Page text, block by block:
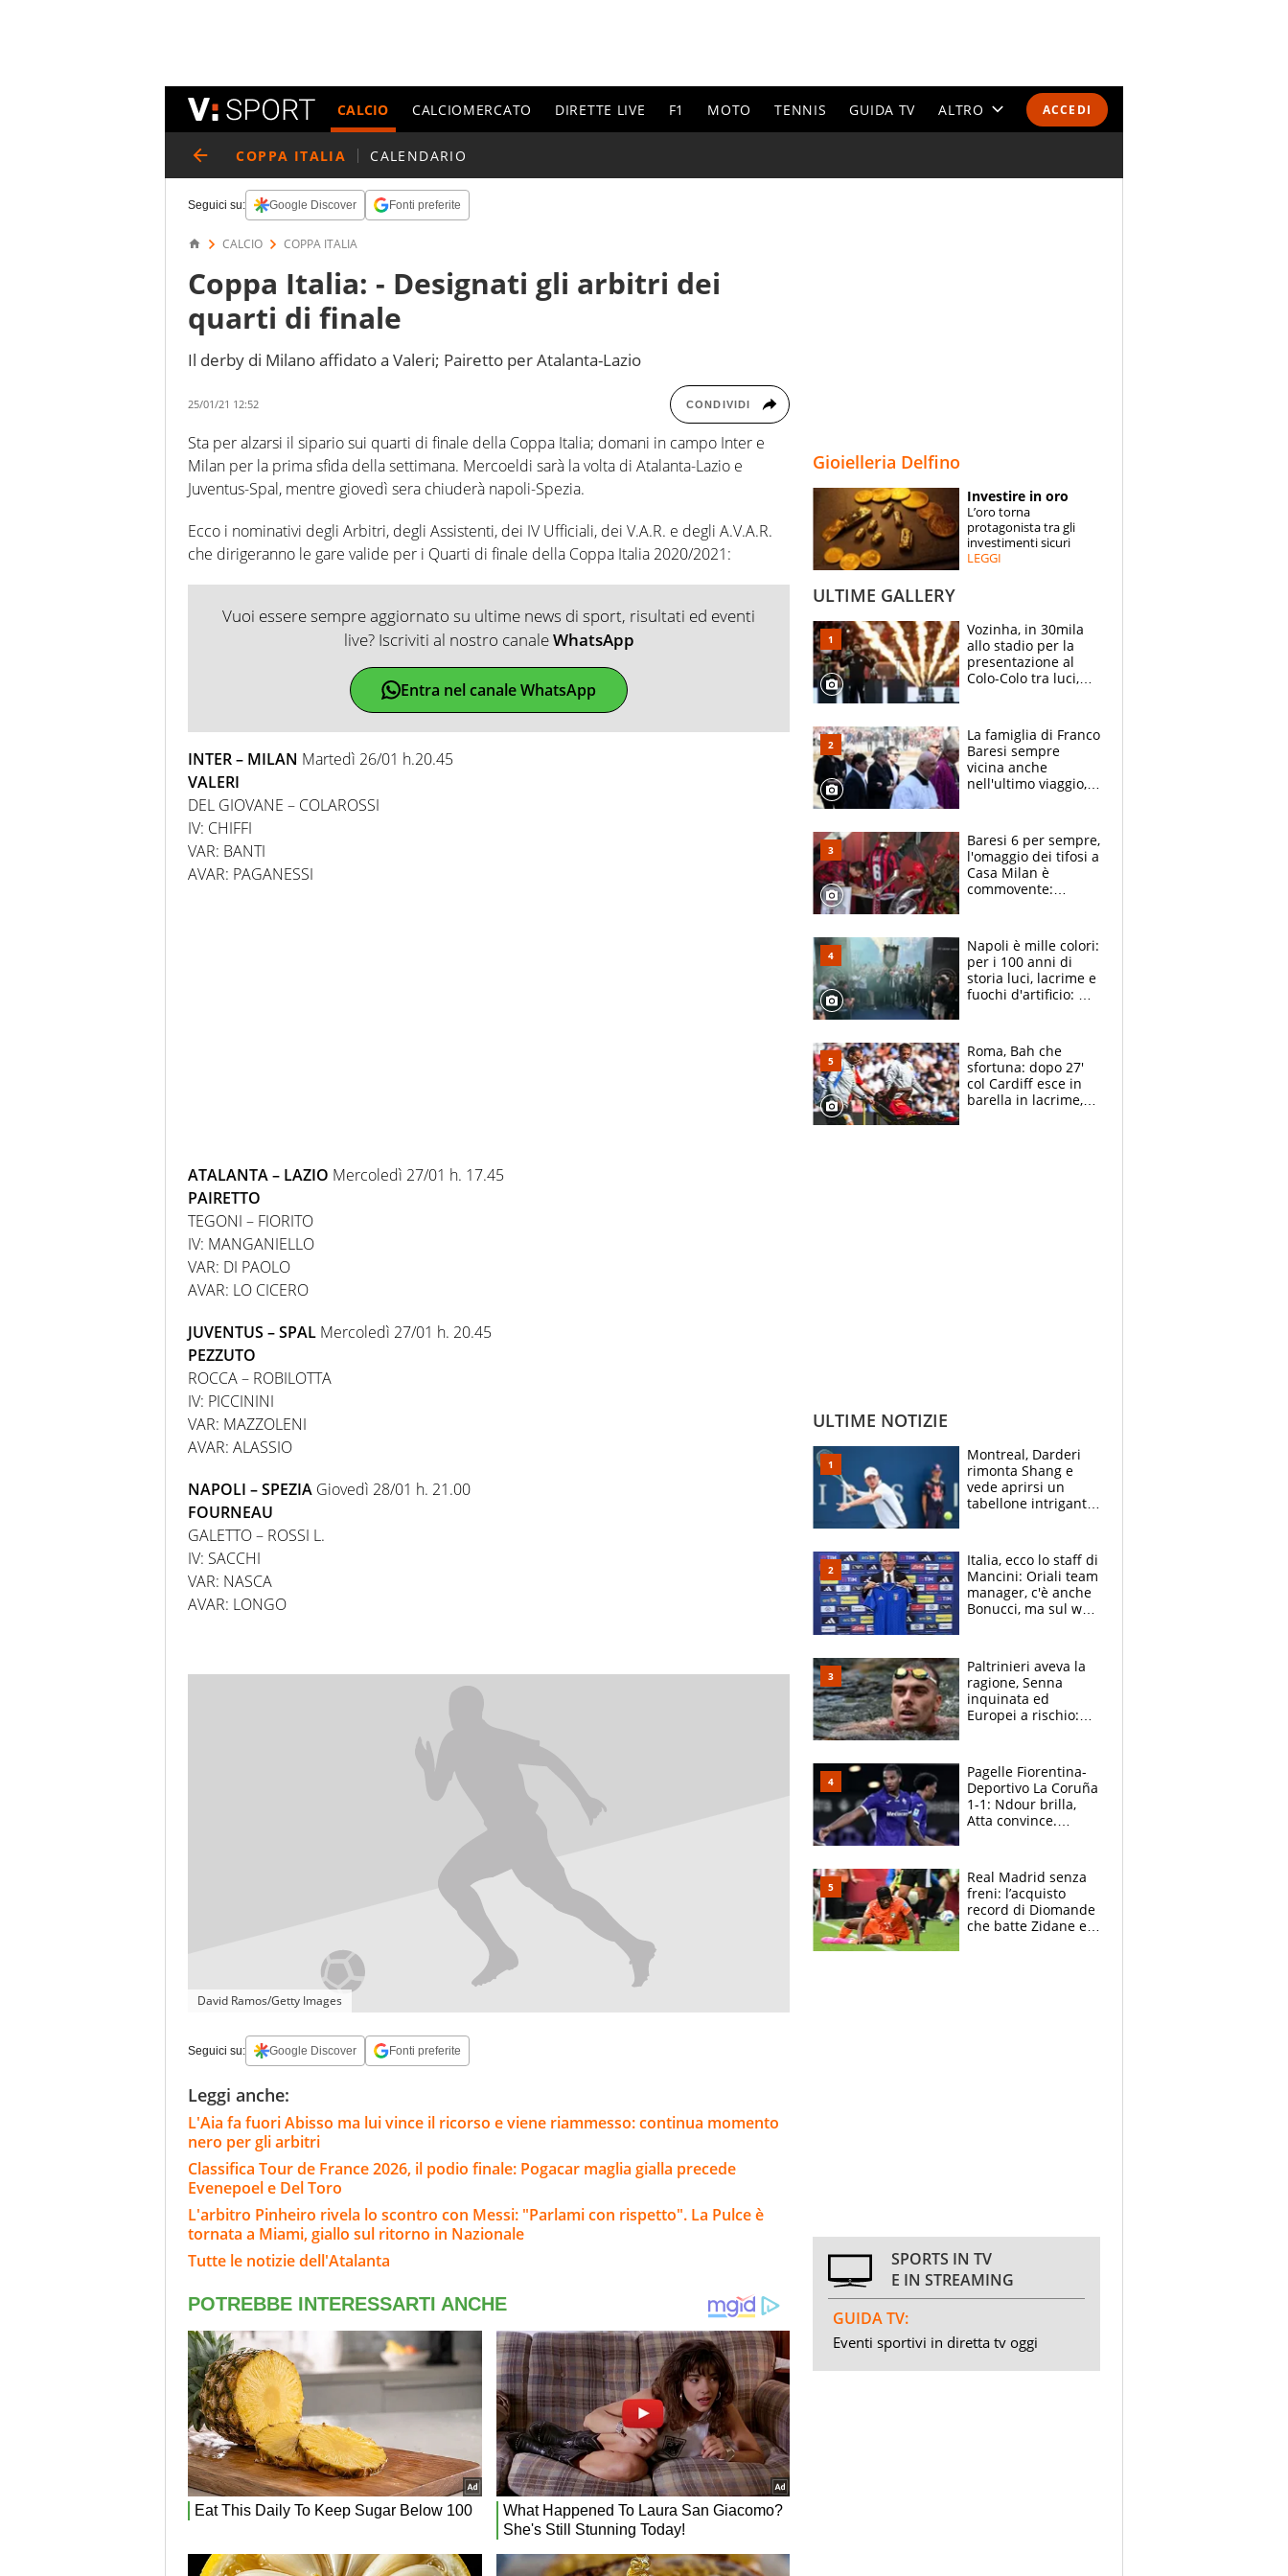
ACCEDI
CALCIO CALCIOMERCATO DIRETTE LIVE F1 MOTO TENNIS GUIDA TV ALTRO
ESPERTI
CONTATTI
COPPA ITALIA CALENDARIO
Seguici su: Google Discover Fonti preferite
CALCIO COPPA ITALIA
Coppa Italia: - Designati gli arbitri dei
quarti di finale
Il derby di Milano affidato a Valeri; Pairetto per Atalanta-Lazio
25/01/21 12:52 CONDIVIDI
Sta per alzarsi il sipario sui quarti di finale della Coppa Italia; domani in campo Inter e
Milan per la prima sfida della settimana. Mercoeldi sarà la volta di Atalanta-Lazio e
Juventus-Spal, mentre giovedì sera chiuderà napoli-Spezia.
Ecco i nominativi degli Arbitri, degli Assistenti, dei IV Ufficiali, dei V.A.R. e degli A.V.A.R.
che dirigeranno le gare valide per i Quarti di finale della Coppa Italia 2020/2021:
Vuoi essere sempre aggiornato su ultime news di sport, risultati ed eventi
live? Iscriviti al nostro canaleWhatsApp
Entra nel canale WhatsApp
INTER – MILAN Martedì 26/01 h.20.45
VALERI
DEL GIOVANE – COLAROSSI
IV: CHIFFI
VAR: BANTI
AVAR: PAGANESSI
ATALANTA – LAZIO Mercoledì 27/01 h. 17.45
PAIRETTO
TEGONI – FIORITO
IV: MANGANIELLO
VAR: DI PAOLO
AVAR: LO CICERO
JUVENTUS – SPAL Mercoledì 27/01 h. 20.45
PEZZUTO
ROCCA – ROBILOTTA
IV: PICCININI
VAR: MAZZOLENI
AVAR: ALASSIO
NAPOLI – SPEZIA Giovedì 28/01 h. 21.00
FOURNEAU
GALETTO – ROSSI L.
IV: SACCHI
VAR: NASCA
AVAR: LONGO
David Ramos/Getty Images
Seguici su: Google Discover Fonti preferite
Leggi anche:
L'Aia fa fuori Abisso ma lui vince il ricorso e viene riammesso: continua momento
nero per gli arbitri
Classifica Tour de France 2026, il podio finale: Pogacar maglia gialla precede
Evenepoel e Del Toro
L'arbitro Pinheiro rivela lo scontro con Messi: "Parlami con rispetto". La Pulce è
tornata a Miami, giallo sul ritorno in Nazionale
Tutte le notizie dell'Atalanta
Gioielleria Delfino
Investire in oro
L’oro torna
protagonista tra gli
investimenti sicuri
LEGGI
ULTIME GALLERY
Vozinha, in 30mila
allo stadio per la
presentazione al
Colo-Colo tra luci,
La famiglia di Franco
Baresi sempre
vicina anche
nell'ultimo viaggio,
circondati
dall'affetto dei tifosi
Baresi 6 per sempre,
l'omaggio dei tifosi a
Casa Milan è
commovente:
bigliettini
Napoli è mille colori:
per i 100 anni di
storia luci, lacrime e
fuochi d'artificio: De
Roma, Bah che
sfortuna: dopo 27'
col Cardiff esce in
barella in lacrime,
ULTIME NOTIZIE
Montreal, Darderi
rimonta Shang e
vede aprirsi un
tabellone intrigante:
felice del mio livello"
Italia, ecco lo staff di
Mancini: Oriali team
manager, c'è anche
Bonucci, ma sul web
Paltrinieri aveva la
ragione, Senna
inquinata ed
Europei a rischio:
adesso
Pagelle Fiorentina-
Deportivo La Coruña
1-1: Ndour brilla,
Atta convince.
Real Madrid senza
freni: l’acquisto
record di Diomande
che batte Zidane e
SPORTS IN TV
E IN STREAMING
GUIDA TV:
Eventi sportivi in diretta tv oggi